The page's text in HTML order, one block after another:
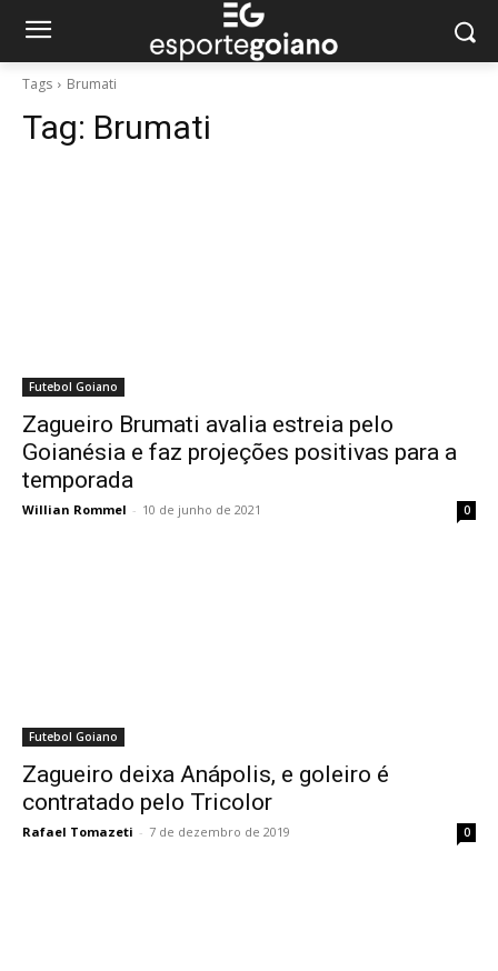
Tags Brumati
Tag: Brumati
Futebol Goiano
Zagueiro Brumati avalia estreia pelo
Goianésia e faz projeções positivas para a
temporada
Willian Rommel - 10 de junho de 2021 0
Futebol Goiano
Zagueiro deixa Anápolis, e goleiro é
contratado pelo Tricolor
Rafael Tomazeti - 7 de dezembro de 2019 0